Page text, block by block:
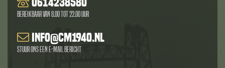
Bereikbaar van 8.00 tot 22.00 uur
info@cm1940.nl
Stuur ons een e-mail bericht